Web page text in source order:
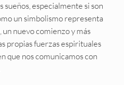
especialmente si son
un simbolismo representa
un nuevo comienzo y más
propias fuerzas espirituales
que nos comunicamos con